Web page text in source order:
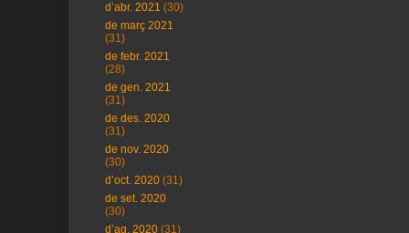
d’abr. 2021 (30)
de març 2021
(31)
de febr. 2021
(28)
de gen. 2021
(31)
de des. 2020
(31)
de nov. 2020
(30)
d’oct. 2020 (31)
de set. 2020
(30)
d’ag. 2020 (31)